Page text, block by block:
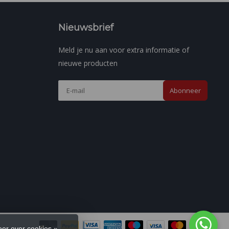
Nieuwsbrief
Meld je nu aan voor extra informatie of
nieuwe producten
Abonneer